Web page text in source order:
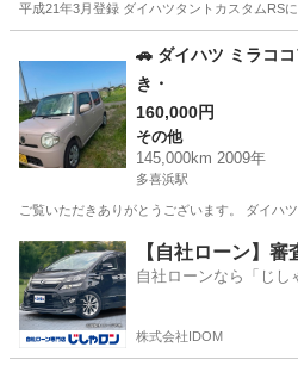
平成21年3月登録 ダイハツタントカスタムRS
ムーヴ ムーヴ
🚗 ダイハツ ミラコ
き・
160,000円
その他
145,000km 2009年
多喜浜駅
ご覧いただきありがとうございます。 ダイハ
愛媛 新居浜市 多喜浜駅 その他
【自社ローン】
自社ローンなら「じし
株式会社IDOM